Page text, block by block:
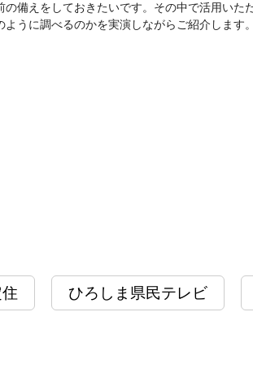
備えをしておきたいです。その中で活用いた
うに調べるのかを実演しながらご紹介します。
ひろしま県民テレビ